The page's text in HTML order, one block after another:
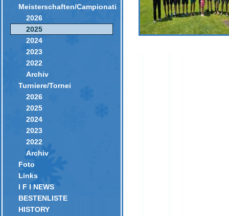
Meisterschaften/Campionati
2026
2025
2024
2023
2022
Archiv
Turniere/Tornei
2026
2025
2024
2023
2022
Archiv
Foto
Links
I F I NEWS
BESTENLISTE
HISTORY